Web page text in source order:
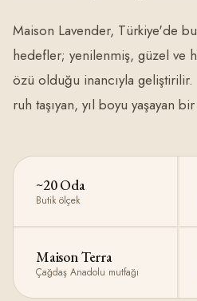
Maison Lavender, Türkiye'de
hedefler; yenilenmiş, güzel ve
özü olduğu inancıyla
ruh taşıyan, yıl boyu yaşayan
~20 Oda
Butik ölçek
Maison Terra
Çağdaş Anadolu mutfağı